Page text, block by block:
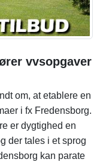
vvsopgaver
om, at etablere en
i fx Fredensborg.
er dygtighed en
der tales i et sprog
kan parate